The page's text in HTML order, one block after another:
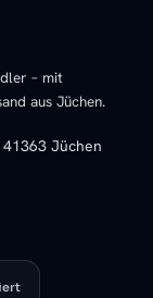
– mit
aus Jüchen.
Jüchen